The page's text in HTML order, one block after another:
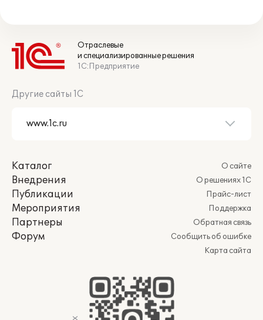
Отраслевые
и специализированные решения
1С:Предприятие
Другие сайты 1С
Каталог
Внедрения
Публикации
Мероприятия
Партнеры
Форум
О сайте
О решениях 1С
Прайс-лист
Поддержка
Обратная связь
Сообщить об ошибке
Карта сайта